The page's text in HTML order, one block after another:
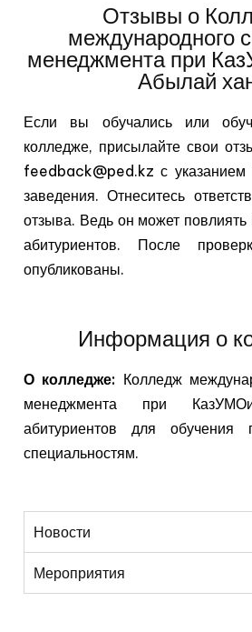
Отзывы о
международного
менеджмента при
Абылай
Если вы обучались или
колледже, присылайте свои
feedback@ped.kz с указанием
заведения. Отнеситесь
отзыва. Ведь он может
абитуриентов. После
опубликованы.
Информация о
О колледже: Колледж
менеджмента при
абитуриентов для обучения
специальностям.
Новости
Мероприятия